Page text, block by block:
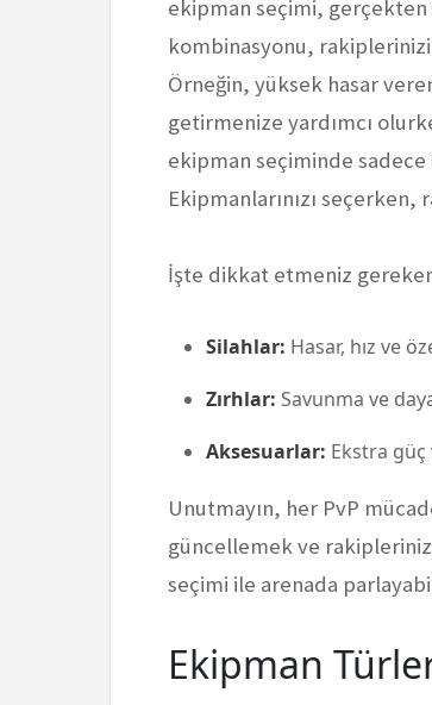
ekipman seçimi, gerçekten
kombinasyonu,
Örneğin, yüksek hasar
getirmenize yardımcı
ekipman seçiminde sadece
Ekipmanlarınızı
İşte dikkat etmeniz
Silahlar: Hasar, hız ve
Zırhlar: Savunma ve
Aksesuarlar: Ekstra güç
Unutmayın, her PvP
güncellemek ve
seçimi ile arenada
Ekipman